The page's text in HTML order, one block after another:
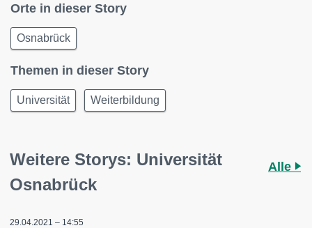
Orte in dieser Story
Osnabrück
Themen in dieser Story
Universität Weiterbildung
Weitere Storys: Universität
Osnabrück
Alle
29.04.2021 – 14:55